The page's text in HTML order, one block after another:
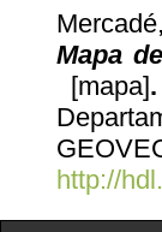
Mapa
[mapa].
http://